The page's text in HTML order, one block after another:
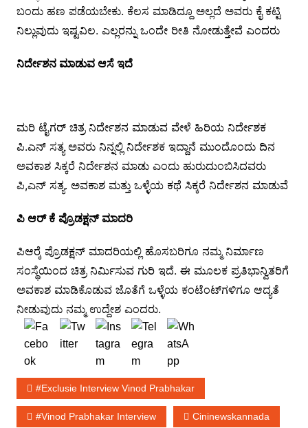
ಬಂದು ಹಣ ಪಡೆಯಬೇಕು. ಕೆಲಸ ಮಾಡಿದ್ದೂ ಅಲ್ಲದೆ ಅವರು ಕೈ ಕಟ್ಟಿ
ನಿಲ್ಲುವುದು ಇಷ್ಟವಿಲ. ಎಲ್ಲರನ್ನು ಒಂದೇ ರೀತಿ ನೋಡುತ್ತೇವೆ ಎಂದರು
ನಿರ್ದೇಶನ ಮಾಡುವ ಆಸೆ ಇದೆ
ಮರಿ ಟೈಗರ್ ಚಿತ್ರ ನಿರ್ದೇಶನ ಮಾಡುವ ವೇಳೆ ಹಿರಿಯ ನಿರ್ದೇಶಕ
ಪಿ.ಎನ್ ಸತ್ಯ ಅವರು ನಿನ್ನಲ್ಲಿ ನಿರ್ದೇಶಕ ಇದ್ದಾನೆ ಮುಂದೊಂದು ದಿನ
ಅವಕಾಶ ಸಿಕ್ಕರೆ ನಿರ್ದೇಶನ ಮಾಡು ಎಂದು ಹುರುದುಂಬಿಸಿದವರು
ಪಿ,ಎನ್ ಸತ್ಯ. ಅವಕಾಶ ಮತ್ತು ಒಳ್ಳೆಯ ಕಥೆ ಸಿಕ್ಕರೆ ನಿರ್ದೇಶನ ಮಾಡುವೆ
ಪಿ ಆರ್ ಕೆ ಪ್ರೊಡಕ್ಷನ್ ಮಾದರಿ
ಪಿಆರ್‍ಕೆ ಪ್ರೊಡಕ್ಷನ್ ಮಾದರಿಯಲ್ಲಿ ಹೊಸಬರಿಗೂ ನಮ್ಮ ನಿರ್ಮಾಣ
ಸಂಸ್ಥೆಯಿಂದ ಚಿತ್ರ ನಿರ್ಮಿಸುವ ಗುರಿ ಇದೆ. ಈ ಮೂಲಕ ಪ್ರತಿಭಾನ್ವಿತರಿಗೆ
ಅವಕಾಶ ಮಾಡಿಕೊಡುವ ಜೊತೆಗೆ ಒಳ್ಳೆಯ ಕಂಟೆಂಟ್‍ಗಳಿಗೂ ಆದ್ಯತೆ
ನೀಡುವುದು ನಮ್ಮ ಉದ್ದೇಶ ಎಂದರು.
#Exclusie Interview Vinod Prabhakar
#vinod Prabhakar Interview Cininewskannada